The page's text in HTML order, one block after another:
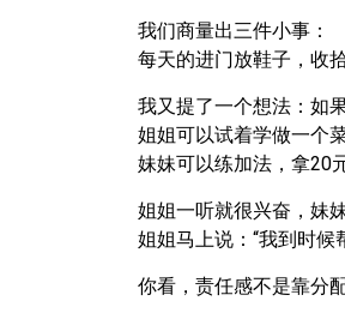
我们商量出三件小事：
每天的进门放鞋子，收
我又提了一个想法：如
姐姐可以试着学做一个
妹妹可以练加法，拿20
姐姐一听就很兴奋，妹
姐姐马上说：“我到时候
你看，责任感不是靠分